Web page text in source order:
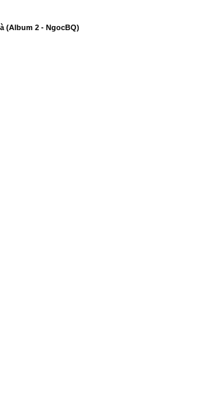
(Album 2 - NgocBQ)